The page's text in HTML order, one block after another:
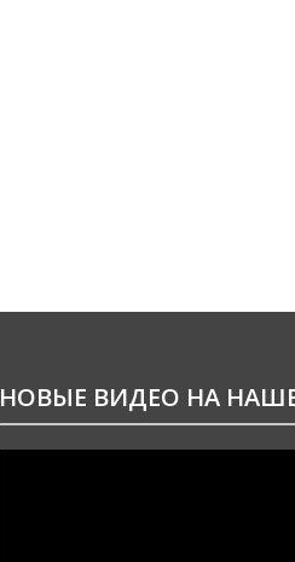
НОВЫЕ ВИДЕО НА